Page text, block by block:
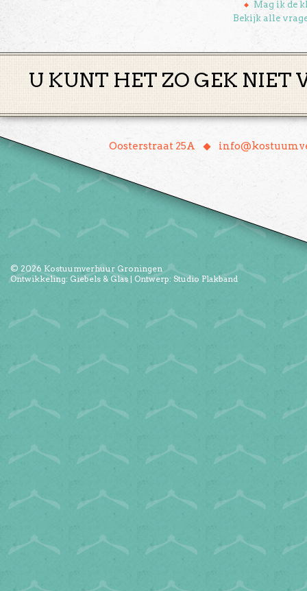
Mag ik de
Bekijk alle
U KUNT HET ZO GEK NIET
Oosterstraat 25A ♦
© 2026 Kostuumverhuur Groningen
Ontwikkeling: Giebels & Glas | Ontwerp: Studio Plakband